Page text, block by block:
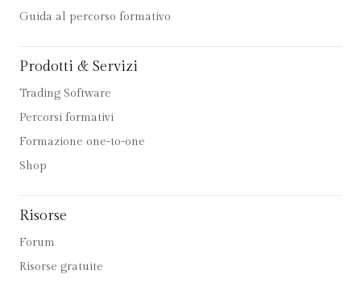
Guida al percorso formativo
Prodotti & Servizi
Trading Software
Percorsi formativi
Formazione one-to-one
Shop
Risorse
Forum
Risorse gratuite